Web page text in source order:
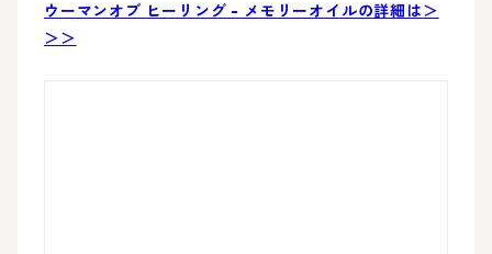
ウーマンオブ ヒーリング - メモリーオイルの詳細は＞
＞＞